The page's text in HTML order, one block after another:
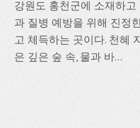
강원도 홍천군에 소재하
과 질병 예방을 위해 진정
고 체득하는 곳이다. 천혜
은 깊은 숲 속, 물과 바...